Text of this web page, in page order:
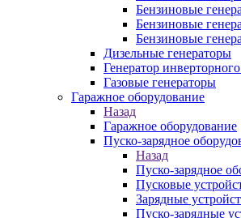
Бензиновые
Бензиновые
Бензиновые
Дизельные генераторы
Генератор
Газовые генераторы
Гаражное оборудование
Назад
Гаражное оборудование
Пуско-зарядное
Назад
Пуско-зарядное
Пусковые
Зарядные
Пуско-зарядные